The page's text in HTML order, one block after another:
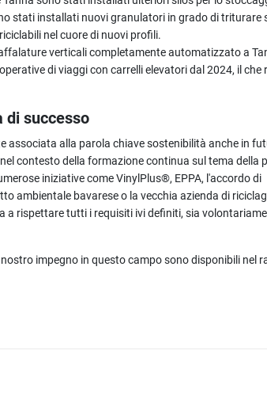
stati installati nuovi granulatori in grado di triturare
nel cuore di nuovi profili.
verticali completamente automatizzato a
di viaggi con carrelli elevatori dal 2024, il che
di successo
associata alla parola chiave sostenibilità anche in
contesto della formazione continua sul tema della
iniziative come VinylPlus®, EPPA, l'accordo di
ambientale bavarese o la vecchia azienda di
a rispettare tutti i requisiti ivi definiti, sia
impegno in questo campo sono disponibili nel